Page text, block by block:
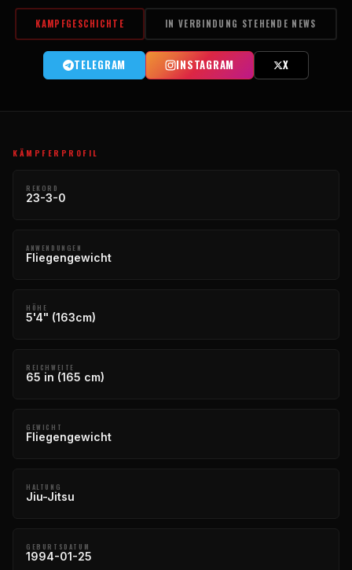
KAMPFGESCHICHTE IN VERBINDUNG STEHENDE NEWS
TELEGRAM INSTAGRAM X
KÄMPFERPROFIL
REKORD
23-3-0
ANWENDUNGEN
Fliegengewicht
HÖHE
5'4" (163cm)
REICHWEITE
65 in (165 cm)
GEWICHT
Fliegengewicht
HALTUNG
Jiu-Jitsu
GEBURTSDATUM
1994-01-25